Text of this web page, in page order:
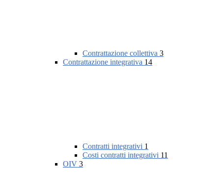
Contrattazione collettiva 3
Contrattazione integrativa 14
Contratti integrativi 1
Costi contratti integrativi 11
OIV 3